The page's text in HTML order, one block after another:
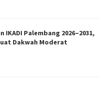
IKADI Palembang 2026–2031,
Dakwah Moderat